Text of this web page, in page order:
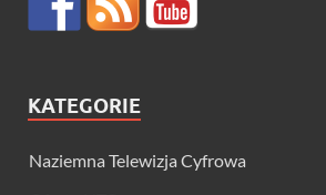
KATEGORIE
Naziemna Telewizja Cyfrowa